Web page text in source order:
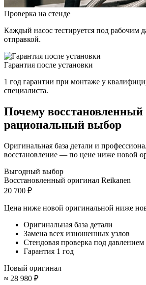
Проверка на стенде
Каждый насос тестируется под рабочим
отправкой.
Гарантия после установки
1 год гарантии при монтаже у
специалиста.
Почему
рациональный выбор
Оригинальная база детали и
восстановление — по цене ниже новой
Выгодный выбор
Восстановленный оригинал Reikanen
20 700 ₽
Цена ниже новой оригинальной ниже
Оригинальная база детали
Замена всех изношенных узлов
Стендовая проверка под давлением
Гарантия 1 год
Новый оригинал
≈ 28 980 ₽